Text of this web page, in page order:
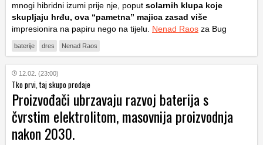
mnogi hibridni izumi prije nje, poput solarnih klupa koje
skupljaju hrđu, ova “pametna” majica zasad više
impresionira na papiru nego na tijelu. Nenad Raos za Bug
baterije dres Nenad Raos
12.02. (23:00)
Tko prvi, taj skupo prodaje
Proizvođači ubrzavaju razvoj baterija s
čvrstim elektrolitom, masovnija proizvodnja
nakon 2030.